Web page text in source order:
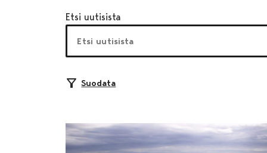
Etsi uutisista
Suodata